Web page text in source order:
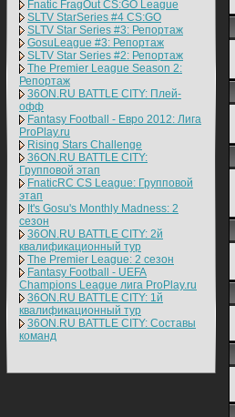
Fnatic FragOut CS:GO League
SLTV StarSeries #4 CS:GO
SLTV Star Series #3: Репортаж
GosuLeague #3: Репортаж
SLTV Star Series #2: Репортаж
The Premier League Season 2:
Репортаж
36ON.RU BATTLE CITY: Плей-
офф
Fantasy Football - Евро 2012: Лига
ProPlay.ru
Rising Stars Challenge
36ON.RU BATTLE CITY:
Групповой этап
FnaticRC CS League: Групповой
этап
It's Gosu's Monthly Madness: 2
сезон
36ON.RU BATTLE CITY: 2й
квалификационный тур
The Premier League: 2 cезон
Fantasy Football - UEFA
Champions League лига ProPlay.ru
36ON.RU BATTLE CITY: 1й
квалификационный тур
36ON.RU BATTLE CITY: Составы
команд